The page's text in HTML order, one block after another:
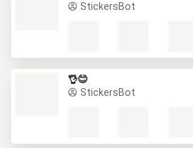
StickersBot
👌😊
StickersBot